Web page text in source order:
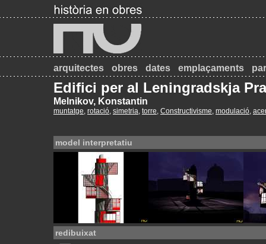
arquitectes obres dates emplaçaments
Edifici per al Leningradskja
Melnikov, Konstantin
muntatge, rotació, simetria, torre, Constructivisme, modulació, acer
model interpretatiu
redibuixat